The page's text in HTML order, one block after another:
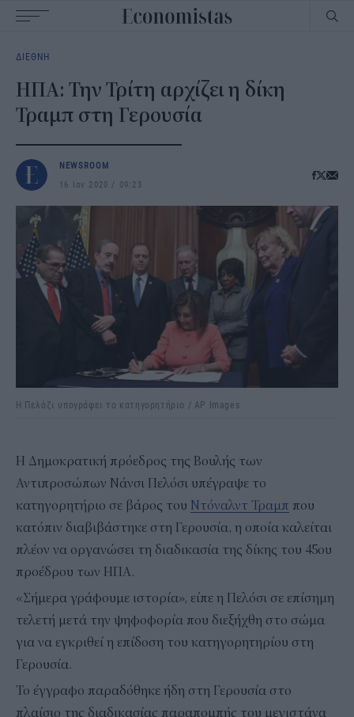
navigation
ΔΙΕΘΝΗ
ΗΠΑ: Την Τρίτη αρχίζει η δίκη
Τραμπ στη Γερουσία
NEWSROOM
16 Ιαν 2020
09:23
Η Πελόζι υπογράφει το κατηγορητήριο / AP Images
Η Δημοκρατική πρόεδρος της Βουλής των
Αντιπροσώπων Νάνσι Πελόσι υπέγραψε το
κατηγορητήριο σε βάρος του Ντόναλντ Τραμπ που
κατόπιν διαβιβάστηκε στη Γερουσία, η οποία καλείται
πλέον να οργανώσει τη διαδικασία της δίκης του 45ου
προέδρου των ΗΠΑ.
«Σήμερα γράφουμε ιστορία», είπε η Πελόσι σε επίσημη
τελετή μετά την ψηφοφορία που διεξήχθη στο σώμα
για να εγκριθεί η επίδοση του κατηγορητηρίου στη
Γερουσία.
Το έγγραφο παραδόθηκε ήδη στη Γερουσία στο
πλαίσιο της διαδικασίας παραπομπής του μεγιστάνα